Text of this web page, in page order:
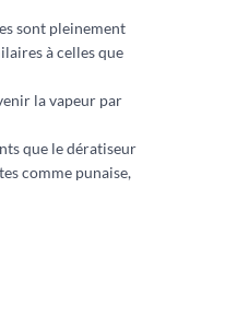
sont pleinement
à celles que
la vapeur par
que le dératiseur
comme punaise,